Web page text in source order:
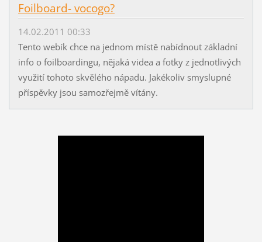
Foilboard- vocogo?
14.02.2011 00:33
Tento webík chce na jednom místě nabídnout základní
info o foilboardingu, nějaká videa a fotky z jednotlivých
využití tohoto skvělého nápadu. Jakékoliv smyslupné
příspěvky jsou samozřejmě vítány.